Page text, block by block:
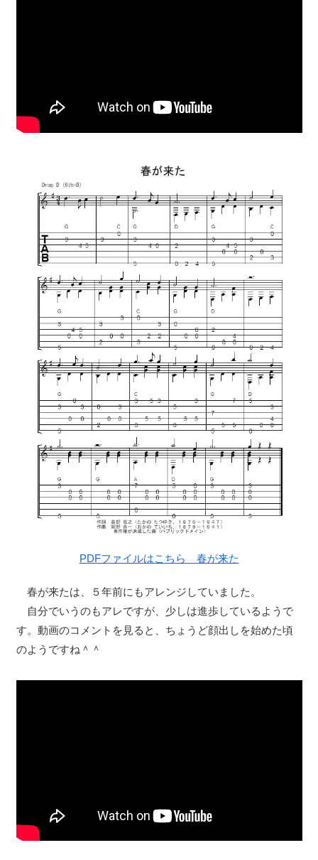
PDFファイルはこちら 春が来た
春が来たは、５年前にもアレンジしていました。
自分でいうのもアレですが、少しは進歩しているようで
す。動画のコメントを見ると、ちょうど顔出しを始めた頃
のようですね＾＾